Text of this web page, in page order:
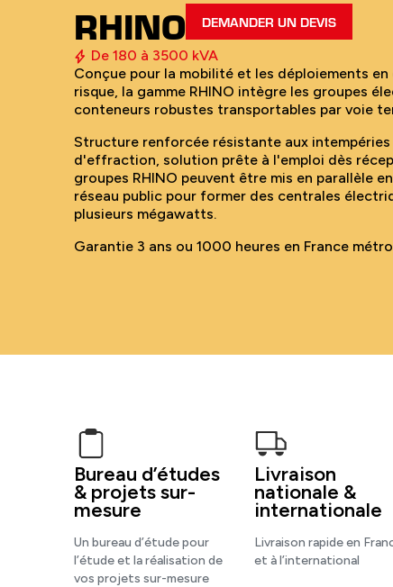
RHINO DEMANDER UN DEVIS
De 180 à 3500 kVA
Conçue pour la mobilité et les déploiements
risque, la gamme RHINO intègre les groupes
conteneurs robustes transportables par voie
Structure renforcée résistante aux
d'effraction, solution prête à l'emploi dès
groupes RHINO peuvent être mis en parallèle
réseau public pour former des centrales
plusieurs mégawatts.
Garantie 3 ans ou 1000 heures en France
Bureau d’études
& projets sur-
mesure
Un bureau d’étude pour
l’étude et la réalisation de
vos projets sur-mesure
Livraison
nationale &
internationale
Livraison rapide en
et à l’international